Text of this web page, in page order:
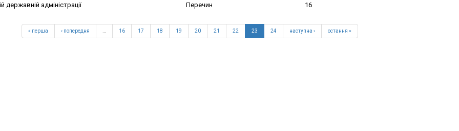
державній адміністрації
Перечин
16
« перша ‹ попередня 16 17 18 19 20 21 22 23 24 наступна › остання »